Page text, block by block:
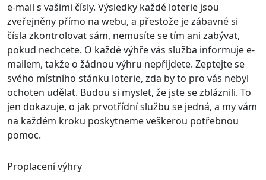
e-mail s vašimi čísly. Výsledky každé loterie jsou
zveřejněny přímo na webu, a přestože je zábavné si
čísla zkontrolovat sám, nemusíte se tím ani zabývat,
pokud nechcete. O každé výhře vás služba informuje e-
mailem, takže o žádnou výhru nepřijdete. Zeptejte se
svého místního stánku loterie, zda by to pro vás nebyl
ochoten udělat. Budou si myslet, že jste se zbláznili. To
jen dokazuje, o jak prvotřídní službu se jedná, a my vám
na každém kroku poskytneme veškerou potřebnou
pomoc.
Proplacení výhry